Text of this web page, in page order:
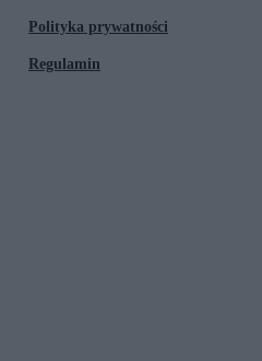
Polityka prywatności
Regulamin